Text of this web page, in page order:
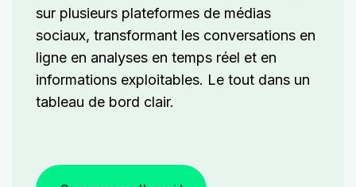
sur plusieurs plateformes de médias
sociaux, transformant les conversations en
ligne en analyses en temps réel et en
informations exploitables. Le tout dans un
tableau de bord clair.